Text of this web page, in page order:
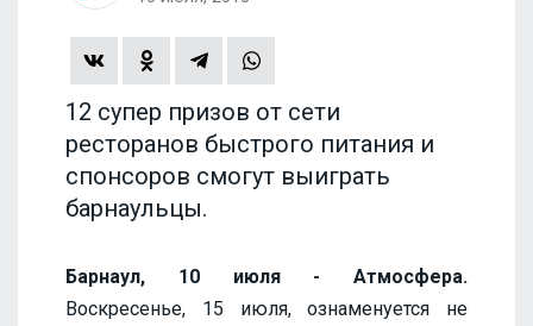
12 супер призов от сети
ресторанов быстрого питания и
спонсоров смогут выиграть
барнаульцы.
Барнаул, 10 июля - Атмосфера.
Воскресенье, 15 июля, ознаменуется не